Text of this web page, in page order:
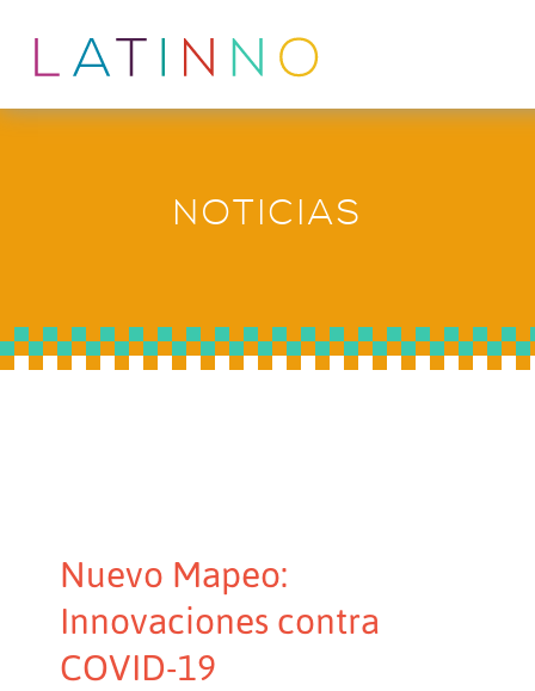
NOTICIAS
Nuevo Mapeo:
Innovaciones contra
COVID-19